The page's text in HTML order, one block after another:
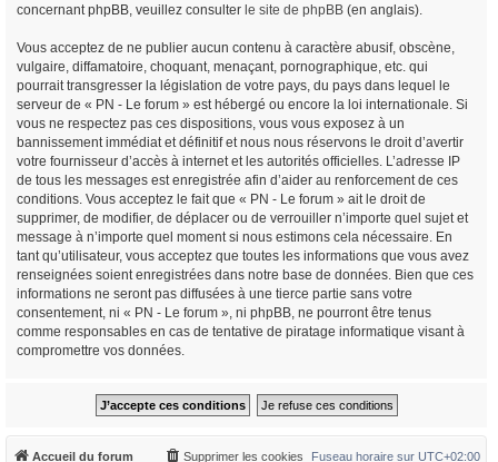
concernant phpBB, veuillez consulter le site de phpBB (en anglais).
Vous acceptez de ne publier aucun contenu à caractère abusif, obscène,
vulgaire, diffamatoire, choquant, menaçant, pornographique, etc. qui
pourrait transgresser la législation de votre pays, du pays dans lequel le
serveur de « PN - Le forum » est hébergé ou encore la loi internationale. Si
vous ne respectez pas ces dispositions, vous vous exposez à un
bannissement immédiat et définitif et nous nous réservons le droit d’avertir
votre fournisseur d’accès à internet et les autorités officielles. L’adresse IP
de tous les messages est enregistrée afin d’aider au renforcement de ces
conditions. Vous acceptez le fait que « PN - Le forum » ait le droit de
supprimer, de modifier, de déplacer ou de verrouiller n’importe quel sujet et
message à n’importe quel moment si nous estimons cela nécessaire. En
tant qu’utilisateur, vous acceptez que toutes les informations que vous avez
renseignées soient enregistrées dans notre base de données. Bien que ces
informations ne seront pas diffusées à une tierce partie sans votre
consentement, ni « PN - Le forum », ni phpBB, ne pourront être tenus
comme responsables en cas de tentative de piratage informatique visant à
compromettre vos données.
Accueil du forum Fuseau horaire sur UTC+02:00
Supprimer les cookies